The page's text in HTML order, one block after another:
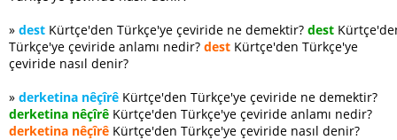
» dest Kürtçe'den Türkçe'ye çeviride ne demektir? dest
Türkçe'ye çeviride anlamı nedir? dest Kürtçe'den Türkçe'ye
çeviride nasıl denir?
» derketina nêçîrê Kürtçe'den Türkçe'ye çeviride ne demektir?
derketina nêçîrê Kürtçe'den Türkçe'ye çeviride anlamı nedir?
derketina nêçîrê Kürtçe'den Türkçe'ye çeviride nasıl denir?